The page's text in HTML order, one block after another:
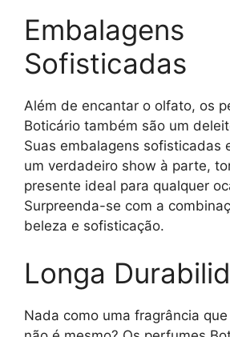
Embalagens
Sofisticadas
Além de encantar o olfato, os
Boticário também são um
Suas embalagens sofisticadas
um verdadeiro show à parte,
presente ideal para qualquer
Surpreenda-se com a
beleza e sofisticação.
Longa
Nada como uma fragrância